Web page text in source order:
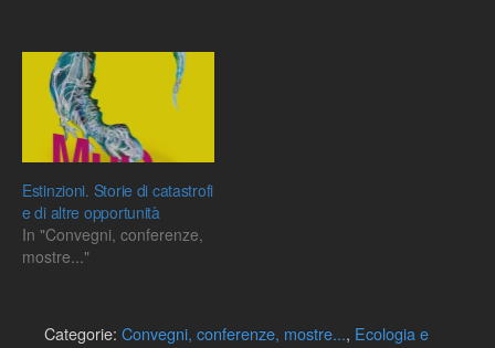
Estinzioni. Storie di catastrofi
e di altre opportunità
In "Convegni, conferenze,
mostre..."
Categorie: Convegni, conferenze, mostre..., Ecologia e